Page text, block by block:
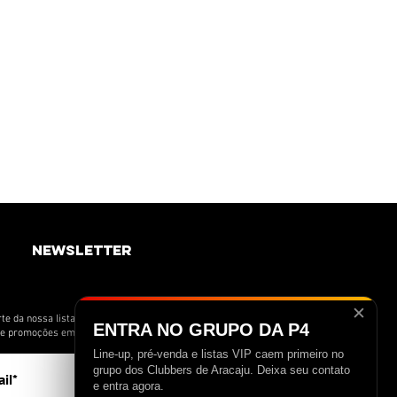
newsletter
da nossa lista de novidades e receba
promoções em primeira mão.
>
✕
ENTRA NO GRUPO DA P4
Line-up, pré-venda e listas VIP caem primeiro no
grupo dos Clubbers de Aracaju. Deixa seu contato
e entra agora.